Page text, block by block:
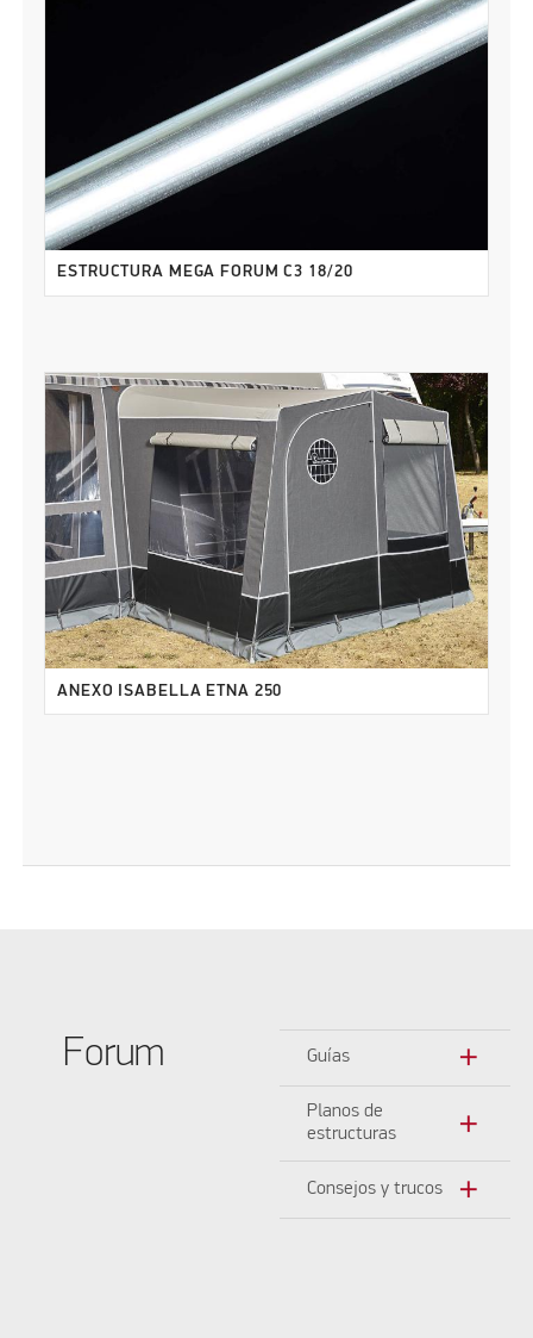
ESTRUCTURA MEGA FORUM C3 18/20
ANEXO ISABELLA ETNA 250
Forum Guías add
Planos de
estructuras
add
Consejos y trucos add